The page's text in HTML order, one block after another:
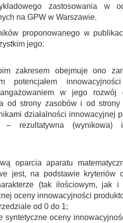
zastosowania w
na GPW w Warszawie.
proponowanego w
jego:
zakresem obejmuje ono
potencjałem
w jego rozwój
od strony zasobów i od strony
działalności innowacyjnej
rezultatywna (wynikowa)
oparcia aparatu
jest, na podstawie kryteriów
(tak ilościowym, jak i
oceny innowacyjności
od 0 do 1;
syntetyczne oceny